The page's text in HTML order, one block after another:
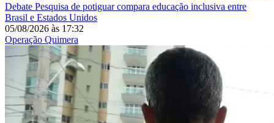
Debate Pesquisa de potiguar compara educação inclusiva entre
Brasil e Estados Unidos
05/08/2026 às 17:32
Operação Quimera